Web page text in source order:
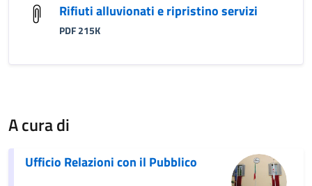
Rifiuti alluvionati e ripristino servizi
PDF 215K
A cura di
Ufficio Relazioni con il Pubblico